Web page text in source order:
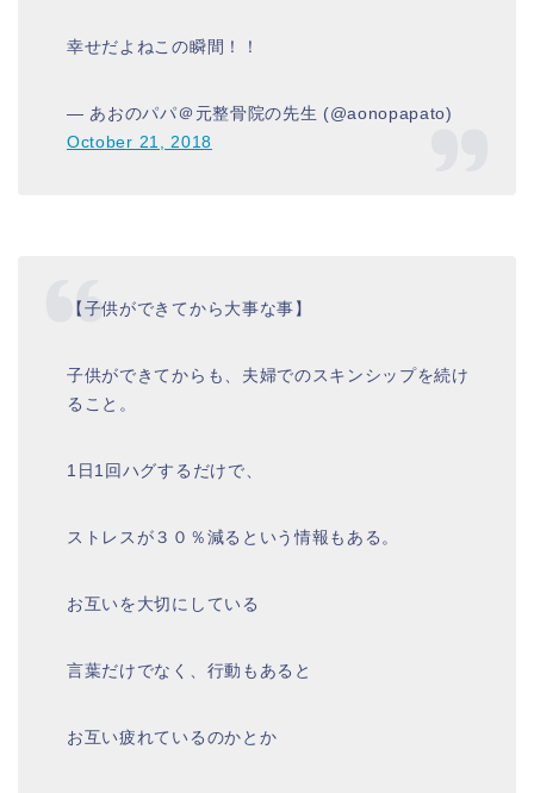
幸せだよねこの瞬間！！
— あおのパパ＠元整骨院の先生 (@aonopapato)
October 21, 2018
【子供ができてから大事な事】
子供ができてからも、夫婦でのスキンシップを続け
ること。
1日1回ハグするだけで、
ストレスが３０％減るという情報もある。
お互いを大切にしている
言葉だけでなく、行動もあると
お互い疲れているのかとか